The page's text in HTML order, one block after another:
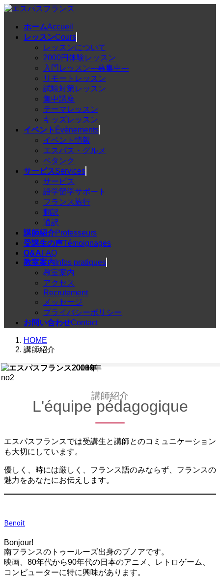
コ
ナ
ホームAccueil
レッスンCours
レッスンについて
2000円体験レッスン
入門レッスン---募集中---
リモートレッスン
試験対策レッスン
集中講座
テーマレッスン
キッズレッスン
イベント Évènements
イベント情報
エスパス・グルメ
ペタンク
サービスServices
サービス
語学留学サポート
フランス旅行
翻訳
通訳
講師紹介Professeurs
受講生の声Témoignages
Q&AFAQ
教室案内 Infos pratiques
教室案内
アクセス
Recrutement
メッセージ
プライバシーポリシー
お問い合わせContact
HOME
講師紹介
講師紹介
L'équipe pédagogique
エスパスフランスでは受講生と講師とのコミュニケーション
も大切にしています。
優しく、時には厳しく、フランス語のみならず、フランスの
魅力をあなたにお伝えします。
Benoit
Bonjour!
南フランスのトゥールーズ出身のブノアです。
映画、80年代から90年代の日本のアニメ、レトロゲーム、
コンピューターに特に興味があります。